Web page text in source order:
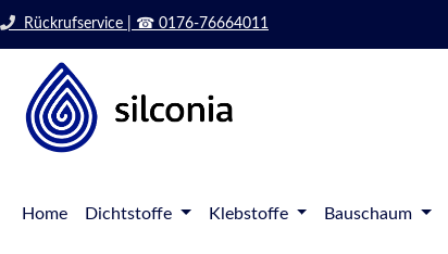
Hauptinhalt springen
Zur Suche springen
Zur Hauptnavigation springen
Rückrufservice | ☎ 0176-76664011
Home Dichtstoffe Klebstoffe Bauschaum